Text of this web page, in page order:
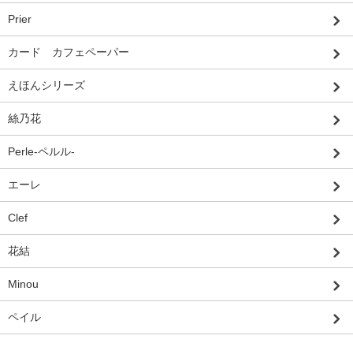
Prier
カード カフェペーパー
えほんシリーズ
絲乃花
Perle-ペルル-
エーレ
Clef
花結
Minou
ペイル